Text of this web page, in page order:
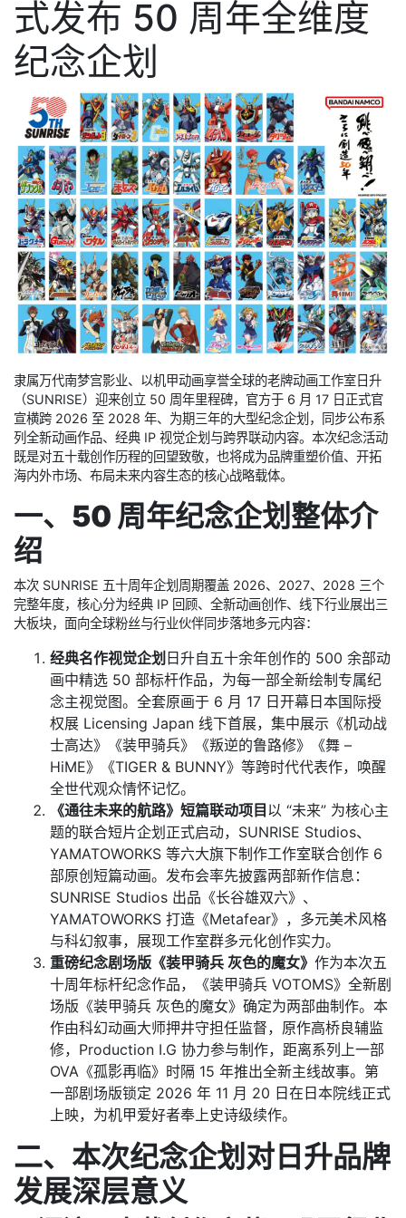
半世纪机甲传奇启新
章，日升 SUNRISE 正
式发布 50 周年全维度
纪念企划
隶属万代南梦宫影业、以机甲动画享誉全球的老牌动画工作室日升
（SUNRISE）迎来创立 50 周年里程碑，官方于 6 月 17 日正式官
宣横跨 2026 至 2028 年、为期三年的大型纪念企划，同步公布系
既是对五十载创作历程的回望致敬，也将成为品牌重塑价值、开拓
海内外市场、布局未来内容生态的核心战略载体。
一、50 周年纪念企划整体介
本次 SUNRISE 五十周年企划周期覆盖 2026、2027、2028 三个
完整年度，核心分为经典 IP 回顾、全新动画创作、线下行业展出三
大板块，面向全球粉丝与行业伙伴同步落地多元内容：
经典名作视觉企划日升自五十余年创作的 500 余部动
画中精选 50 部标杆作品，为每一部全新绘制专属纪
念主视觉图。全套原画于 6 月 17 日开幕日本国际授
权展 Licensing Japan 线下首展，集中展示《机动战
士高达》《装甲骑兵》《叛逆的鲁路修》《舞 –
HiME》《TIGER & BUNNY》等跨时代代表作，唤醒
全世代观众情怀记忆。
《通往未来的航路》短篇联动项目以 “未来” 为核心主
题的联合短片企划正式启动，SUNRISE Studios、
YAMATOWORKS 等六大旗下制作工作室联合创作 6
部原创短篇动画。发布会率先披露两部新作信息：
SUNRISE Studios 出品《长谷雄双六》、
YAMATOWORKS 打造《Metafear》，多元美术风格
与科幻叙事，展现工作室群多元化创作实力。
重磅纪念剧场版《装甲骑兵 灰色的魔女》作为本次五
十周年标杆纪念作品，《装甲骑兵 VOTOMS》全新剧
场版《装甲骑兵 灰色的魔女》确定为两部曲制作。本
作由科幻动画大师押井守担任监督，原作高桥良辅监
修，Production I.G 协力参与制作，距离系列上一部
OVA《孤影再临》时隔 15 年推出全新主线故事。第